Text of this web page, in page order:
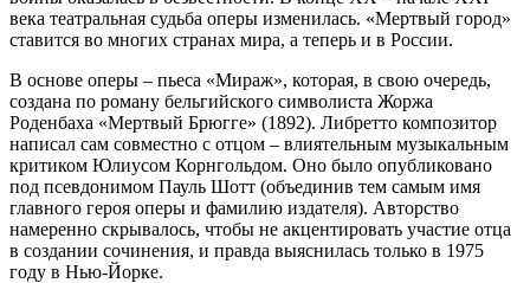
века театральная судьба оперы изменилась. «Мертвый город»
ставится во многих странах мира, а теперь и в России.
В основе оперы – пьеса «Мираж», которая, в свою очередь,
создана по роману бельгийского символиста Жоржа
Роденбаха «Мертвый Брюгге» (1892). Либретто композитор
написал сам совместно с отцом – влиятельным музыкальным
критиком Юлиусом Корнгольдом. Оно было опубликовано
под псевдонимом Пауль Шотт (объединив тем самым имя
главного героя оперы и фамилию издателя). Авторство
намеренно скрывалось, чтобы не акцентировать участие отца
в создании сочинения, и правда выяснилась только в 1975
году в Нью-Йорке.